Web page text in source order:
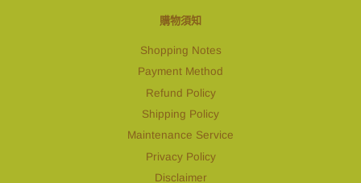
購物須知
Shopping Notes
Payment Method
Refund Policy
Shipping Policy
Maintenance Service
Privacy Policy
Disclaimer